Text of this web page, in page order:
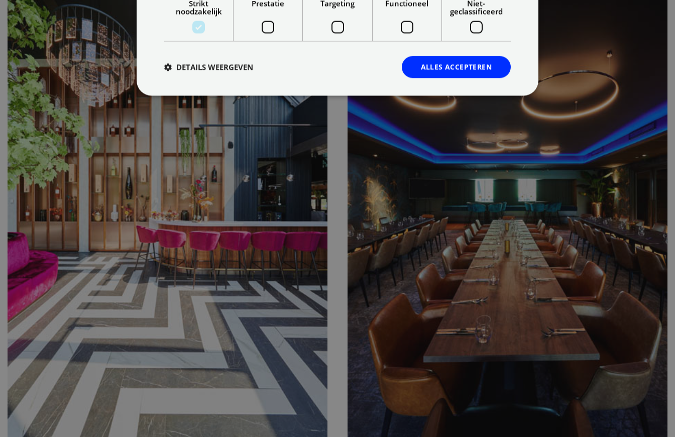
Strikt
noodzakelijk
Prestatie Targeting Functioneel
Niet-
geclassificeerd
ALLES ACCEPTEREN
DETAILS WEERGEVEN